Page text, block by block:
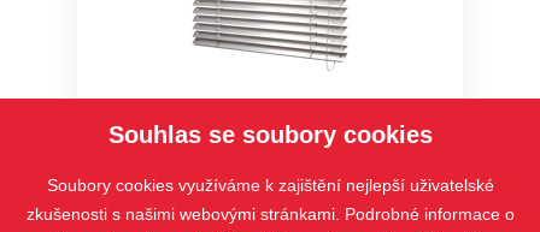
Souhlas se soubory cookies
Soubory cookies využíváme k zajištění nejlepší uživatelské
zkušenosti s našimi webovými stránkami. Podrobné informace o